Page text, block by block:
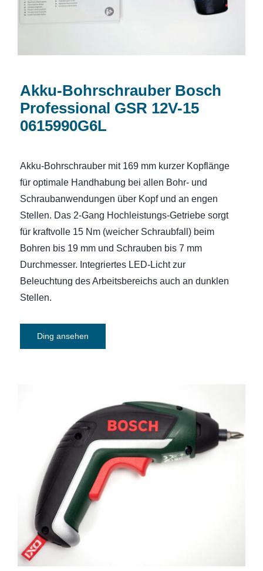
Akku-Bohrschrauber Bosch
Professional GSR 12V-15
0615990G6L
Akku-Bohrschrauber mit 169 mm kurzer Kopflänge
für optimale Handhabung bei allen Bohr- und
Schraubanwendungen über Kopf und an engen
Stellen. Das 2-Gang Hochleistungs-Getriebe sorgt
für kraftvolle 15 Nm (weicher Schraubfall) beim
Bohren bis 19 mm und Schrauben bis 7 mm
Durchmesser. Integriertes LED-Licht zur
Beleuchtung des Arbeitsbereichs auch an dunklen
Stellen.
Ding ansehen
Akku-Schrauber Bosch IXO Generation
V